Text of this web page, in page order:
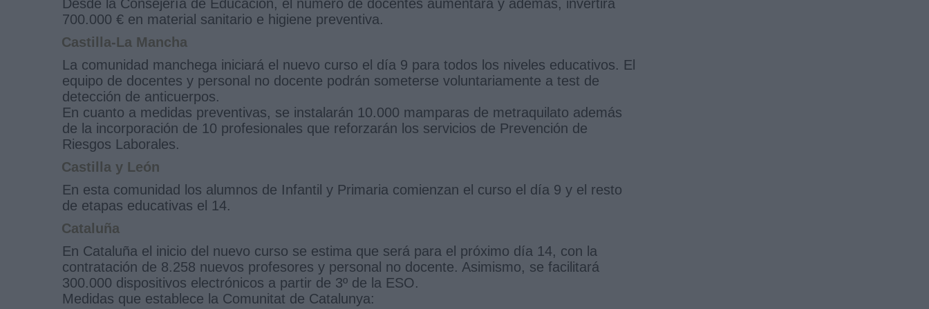
Desde la Consejería de Educación, el número de docentes aumentará y además, invertirá
700.000 € en material sanitario e higiene preventiva.
Castilla-La Mancha
La comunidad manchega iniciará el nuevo curso el día 9 para todos los niveles educativos. El
equipo de docentes y personal no docente podrán someterse voluntariamente a test de
detección de anticuerpos.
En cuanto a medidas preventivas, se instalarán 10.000 mamparas de metraquilato además
de la incorporación de 10 profesionales que reforzarán los servicios de Prevención de
Riesgos Laborales.
Castilla y León
En esta comunidad los alumnos de Infantil y Primaria comienzan el curso el día 9 y el resto
de etapas educativas el 14.
Cataluña
En Cataluña el inicio del nuevo curso se estima que será para el próximo día 14, con la
contratación de 8.258 nuevos profesores y personal no docente. Asimismo, se facilitará
300.000 dispositivos electrónicos a partir de 3º de la ESO.
Medidas que establece la Comunitat de Catalunya: